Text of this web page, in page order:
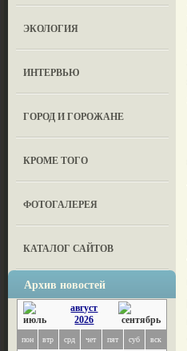
ЭКОЛОГИЯ
ИНТЕРВЬЮ
ГОРОД И ГОРОЖАНЕ
КРОМЕ ТОГО
ФОТОГАЛЕРЕЯ
КАТАЛОГ САЙТОВ
Архив новостей
август
2026
пон втр срд чет пят суб вск